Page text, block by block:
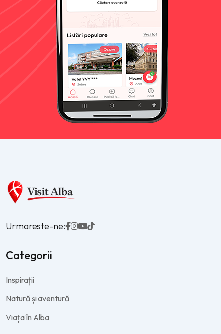
Urmareste-ne:
Categorii
Inspirații
Natură și aventură
Viața în Alba